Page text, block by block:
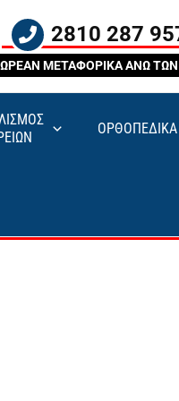
2810 287
ΜΕΤΑΦΟΡΙΚΑ ΑΝΩ ΤΩΝ
ΟΡΘΟΠΕΔΙΚΑ